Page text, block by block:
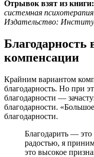
Отрывок взят из книги:
системная
Издательство:
Благодарность
компенсации
Крайним вариантом
благодарность. Но при
благодарно­сти —
благодарности.
благодарности.
Благодарить —
радостью, я
это высокое